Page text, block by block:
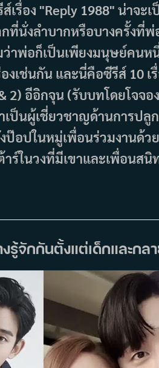
เรื่อง "Reply 1988" น่าจ
ที่นั่งลำบากหรือบางครั้งที่
าพ่อก็เป็นเพียงมนุษย์คน
เช่นกัน และนี่คือซีรีส์ 10 เ
2) อีอิกจุน (รับบทโดยโจจ
เป็นผู้เชี่ยวชาญด้านการปลู
ป๊อปในหมู่เพื่อนร่วมงานด้
ร์ในวงที่มีเขาและเพื่อนส
รู้จักกันตั้งแต่เด็กและกล